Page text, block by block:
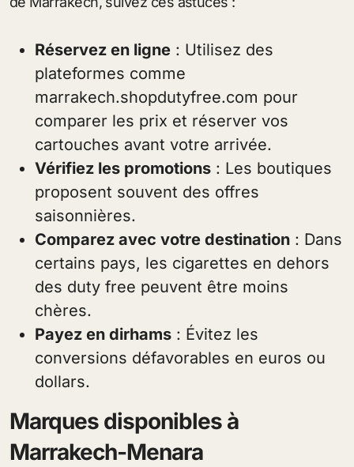
Réservez en ligne : Utilisez des
plateformes comme
marrakech.shopdutyfree.com pour
comparer les prix et réserver vos
cartouches avant votre arrivée.
Vérifiez les promotions : Les boutiques
proposent souvent des offres
saisonnières.
Comparez avec votre destination : Dans
certains pays, les cigarettes en dehors
des duty free peuvent être moins
chères.
Payez en dirhams : Évitez les
conversions défavorables en euros ou
dollars.
Marques disponibles à
Marrakech-Menara